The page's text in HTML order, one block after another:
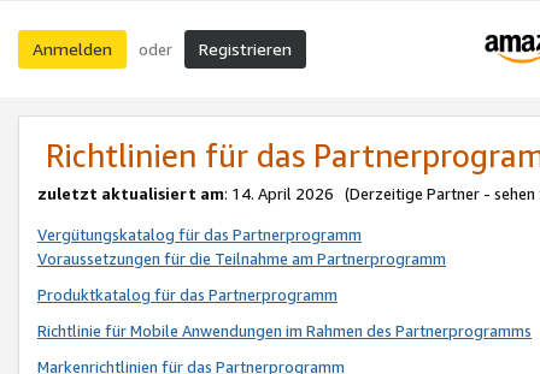
Anmelden oder Registrieren
Richtlinien für das
zuletzt aktualisiert am: 14. April 2026 (Derzeitige Partner - sehen
Vergütungskatalog für das Partnerprogramm
Voraussetzungen für die Teilnahme am Partnerprogramm
Produktkatalog für das Partnerprogramm
Richtlinie für Mobile Anwendungen im Rahmen des Partnerprogramms
Markenrichtlinien für das Partnerprogramm